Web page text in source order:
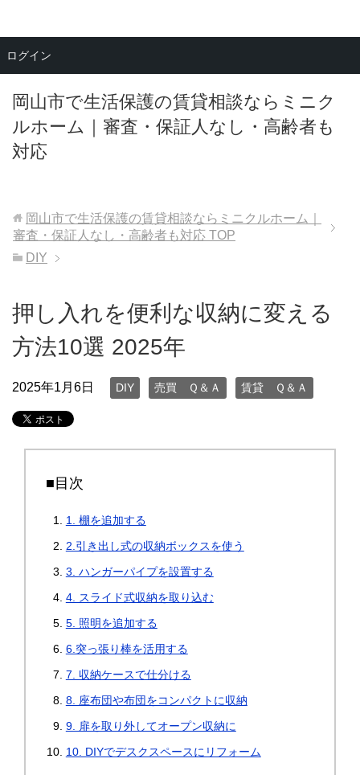
岡山市で生活保護の賃貸相談ならミニク
ルホーム｜審査・保証人なし・高齢者も
対応
メニュー
岡山市で生活保護の賃貸相談ならミニクルホーム｜
審査・保証人なし・高齢者も対応 TOP
DIY
押し入れを便利な収納に変える
方法10選 2025年
2025年1月6日 DIY 売買 Ｑ＆Ａ 賃貸 Ｑ＆Ａ
■目次
1. 棚を追加する
2.引き出し式の収納ボックスを使う
3. ハンガーパイプを設置する
4. スライド式収納を取り込む
5. 照明を追加する
6.突っ張り棒を活用する
7. 収納ケースで仕分ける
8. 座布団や布団をコンパクトに収納
9. 扉を取り外してオープン収納に
10. DIYでデスクスペースにリフォーム
ログイン